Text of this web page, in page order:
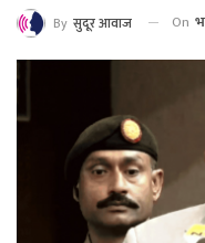
By सुदूर आवाज On